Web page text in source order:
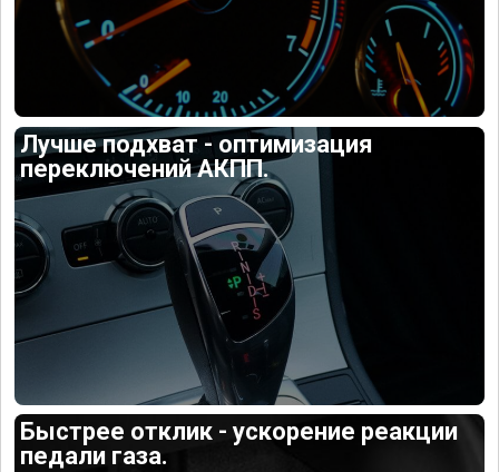
Лучше подхват - оптимизация
переключений АКПП.
Быстрее отклик - ускорение реакции
педали газа.